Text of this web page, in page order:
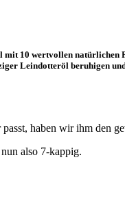
mit 10 wertvollen natürlichen
Leindotteröl beruhigen
haben wir ihm den
also 7-kappig.